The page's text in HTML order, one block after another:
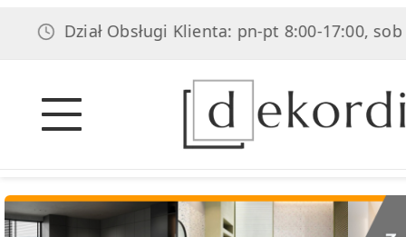
Dział Obsługi Klienta: pn-pt 8:00-17:00, sob